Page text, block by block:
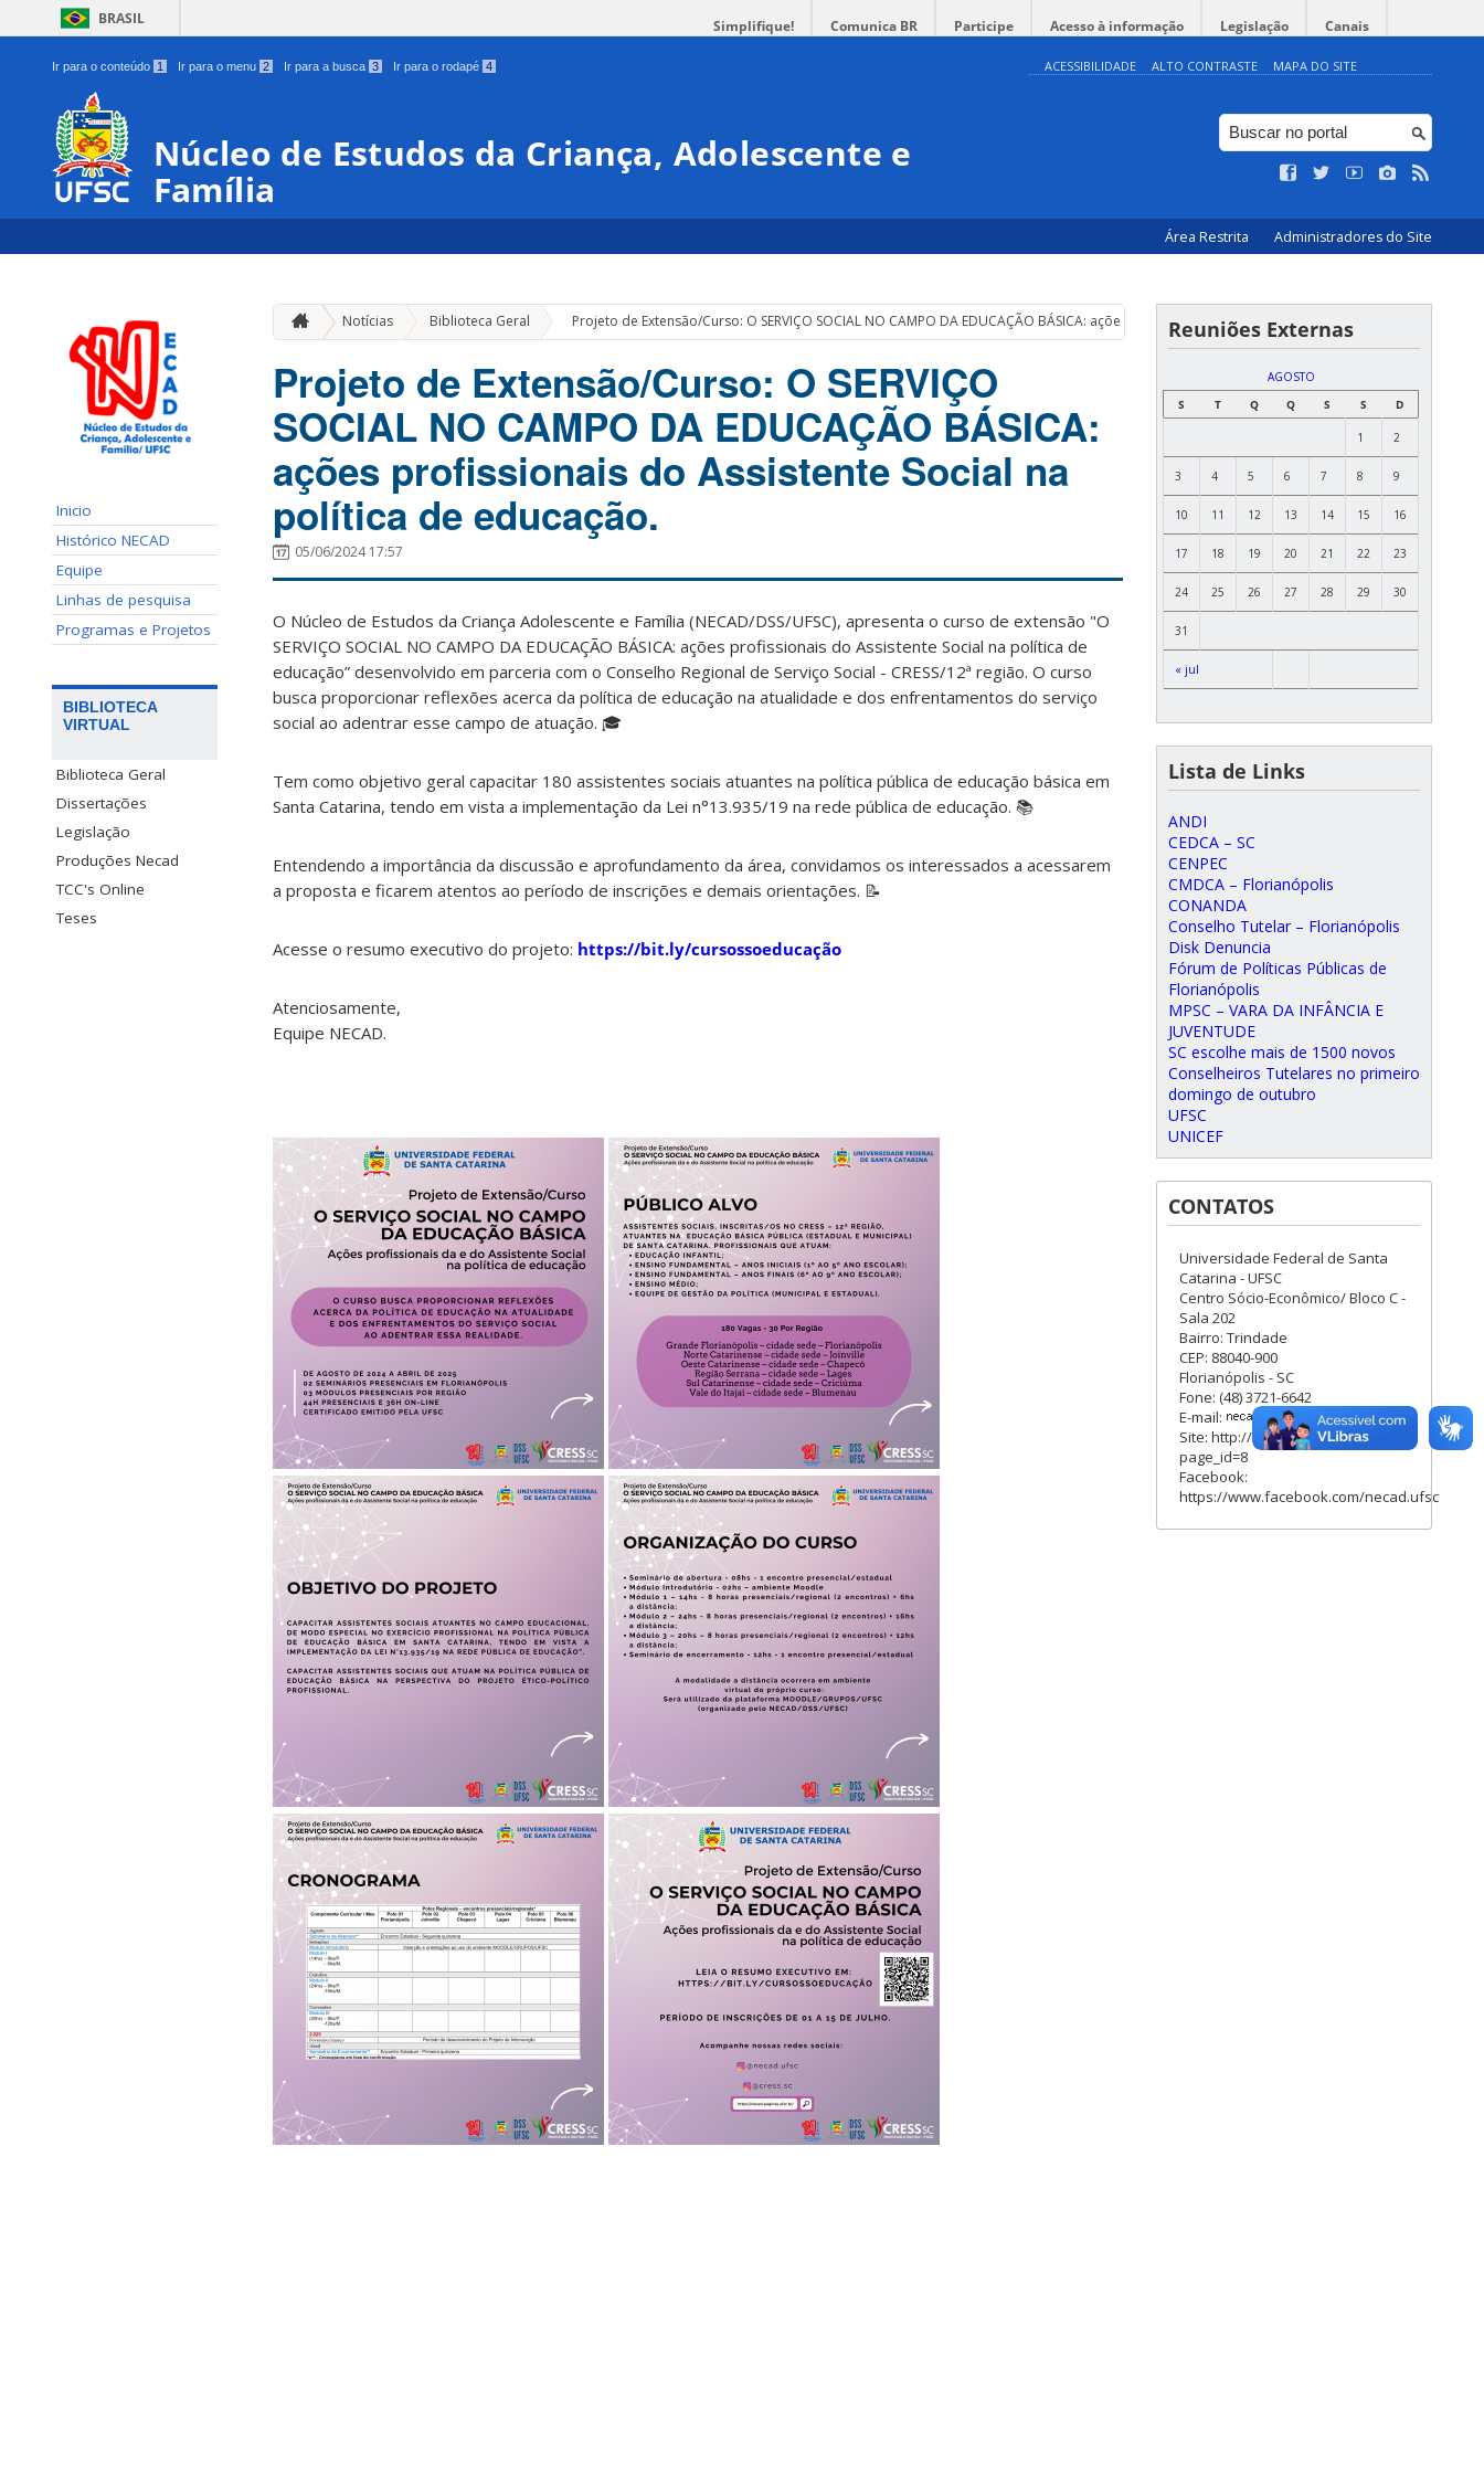
BRASIL Simplifique! Comunica BR Participe Acesso à informação Legislação Canais
Ir para o conteúdo 1 Ir para o menu 2 Ir para a busca 3 Ir para o rodapé 4 ACESSIBILIDADE ALTO CONTRASTE MAPA DO SITE
Núcleo de Estudos da Criança, Adolescente e
Família
Área Restrita Administradores do Site
Inicio
Histórico NECAD
Equipe
Linhas de pesquisa
Programas e Projetos
BIBLIOTECA
VIRTUAL
Biblioteca Geral
Dissertações
Legislação
Produções Necad
TCC's Online
Teses
Notícias Biblioteca Geral » Projeto de Extensão/Curso: O SERVIÇO SOCIAL NO CAMPO DA EDUCAÇÃO BÁSICA: ações profissionais do Assistente Social na política de
Projeto de Extensão/Curso: O SERVIÇO
SOCIAL NO CAMPO DA EDUCAÇÃO BÁSICA:
ações profissionais do Assistente Social na
política de educação.
05/06/2024 17:57
O Núcleo de Estudos da Criança Adolescente e Família (NECAD/DSS/UFSC), apresenta o curso de extensão "O
SERVIÇO SOCIAL NO CAMPO DA EDUCAÇÃO BÁSICA: ações profissionais do Assistente Social na política de
educação” desenvolvido em parceria com o Conselho Regional de Serviço Social - CRESS/12ª região. O curso
busca proporcionar reflexões acerca da política de educação na atualidade e dos enfrentamentos do serviço
social ao adentrar esse campo de atuação. 🎓
Tem como objetivo geral capacitar 180 assistentes sociais atuantes na política pública de educação básica em
Santa Catarina, tendo em vista a implementação da Lei n°13.935/19 na rede pública de educação. 📚
Entendendo a importância da discussão e aprofundamento da área, convidamos os interessados a acessarem
a proposta e ficarem atentos ao período de inscrições e demais orientações. 📝
Acesse o resumo executivo do projeto: https://bit.ly/cursossoeducação
Atenciosamente,
Equipe NECAD.
Reuniões Externas
AGOSTO
S
T Q Q S S D
« jul
1 2
3 4 5 6 7 8 9
10 11 12 13 14 15 16
17 18 19 20 21 22 23
24 25 26 27 28 29 30
31
Lista de Links
ANDI
CEDCA – SC
CENPEC
CMDCA – Florianópolis
CONANDA
Conselho Tutelar – Florianópolis
Disk Denuncia
Fórum de Políticas Públicas de
Florianópolis
MPSC – VARA DA INFÂNCIA E
JUVENTUDE
SC escolhe mais de 1500 novos
Conselheiros Tutelares no primeiro
domingo de outubro
UFSC
UNICEF
CONTATOS
Universidade Federal de Santa
Catarina - UFSC
Centro Sócio-Econômico/ Bloco C -
Sala 202
Bairro: Trindade
CEP: 88040-900
Florianópolis - SC
Fone: (48) 3721-6642
E-mail:
Site: http://necad.paginas.ufsc.br/?
page_id=8
Facebook:
https://www.facebook.com/necad.ufsc